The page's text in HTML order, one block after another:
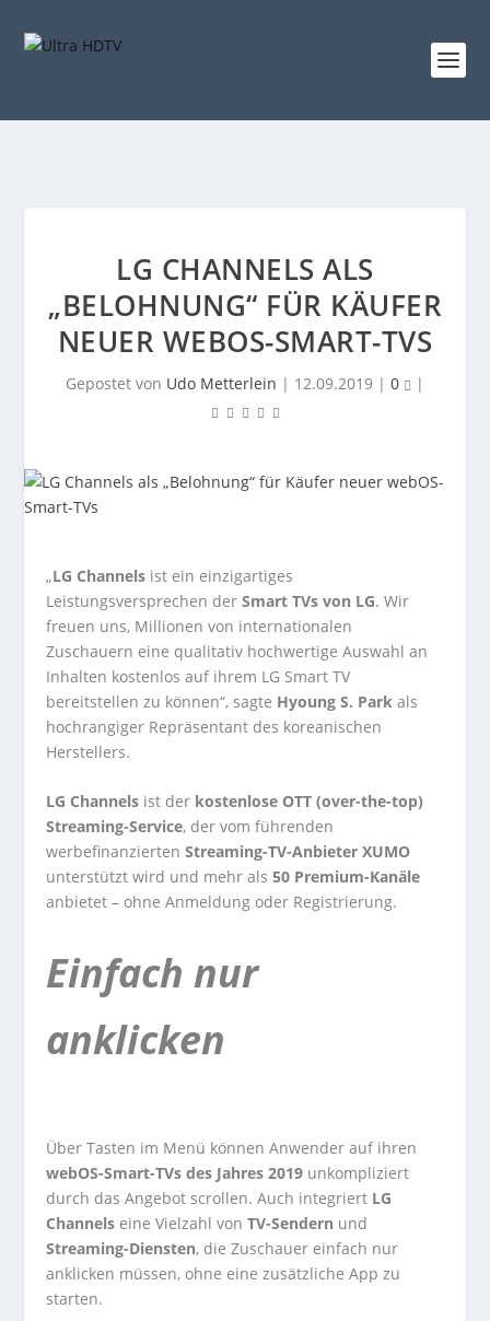
LG CHANNELS ALS
„BELOHNUNG“ FÜR KÄUFER
NEUER WEBOS-SMART-TVS
Gepostet von Udo Metterlein | 12.09.2019 | 0 |
„LG Channels ist ein einzigartiges
Leistungsversprechen derSmart TVs von LG. Wir
freuen uns, Millionen von internationalen
Zuschauern eine qualitativ hochwertige Auswahl an
Inhalten kostenlos auf ihrem LG Smart TV
bereitstellen zu können“, sagte Hyoung S. Park als
hochrangiger Repräsentant des koreanischen
Herstellers.
LG Channels ist der kostenlose OTT (over-the-top)
Streaming-Service, der vom führenden
werbefinanziertenStreaming-TV-Anbieter XUMO
unterstützt wird und mehr als50 Premium-Kanäle
anbietet – ohne Anmeldung oder Registrierung.
Einfach nur
anklicken
Über Tasten im Menü können Anwender auf ihren
webOS-Smart-TVs des Jahres 2019 unkompliziert
durch das Angebot scrollen. Auch integriert LG
Channels eine Vielzahl von TV-Sendern und
Streaming-Diensten, die Zuschauer einfach nur
anklicken müssen, ohne eine zusätzliche App zu
starten.